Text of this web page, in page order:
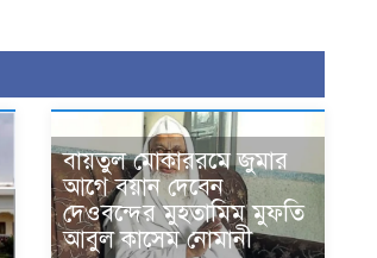
বায়তুল মোকাররমে জুমার
আগে বয়ান দেবেন
দেওবন্দের মুহতামিম মুফতি
আবুল কাসেম নোমানী